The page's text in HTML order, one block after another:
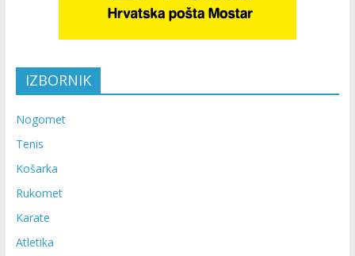
IZBORNIK
Nogomet
Tenis
Košarka
Rukomet
Karate
Atletika